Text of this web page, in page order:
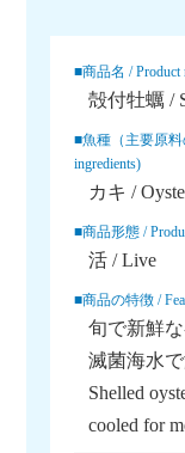
■商品名 / Product
殻付牡蠣 /
■魚種（主要原料
ingredients)
カキ /
■商品形態 /
活 / Live
■商品の特徴 /
旬で新鮮
滅菌海水
Shelled
cooled for